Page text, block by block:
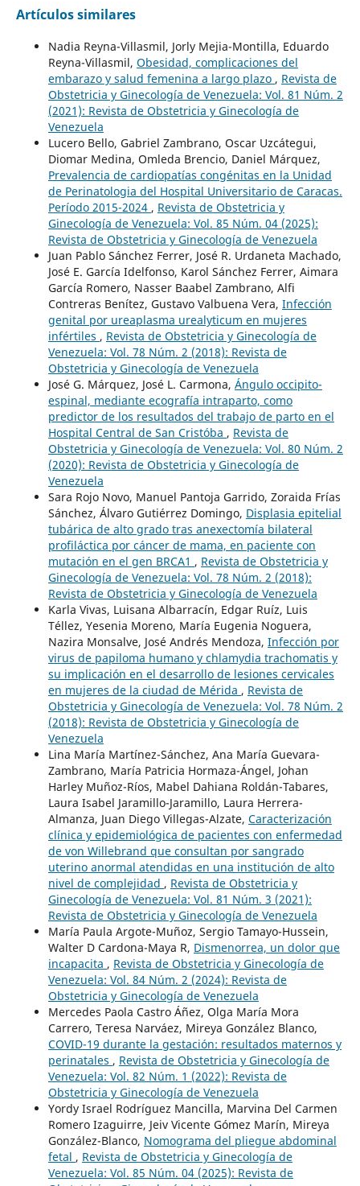
Artículos similares
Nadia Reyna-Villasmil, Jorly Mejia-Montilla, Eduardo
Reyna-Villasmil, Obesidad, complicaciones del
embarazo y salud femenina a largo plazo , Revista de
Obstetricia y Ginecología de Venezuela: Vol. 81 Núm. 2
(2021): Revista de Obstetricia y Ginecología de
Venezuela
Lucero Bello, Gabriel Zambrano, Oscar Uzcátegui,
Diomar Medina, Omleda Brencio, Daniel Márquez,
Prevalencia de cardiopatías congénitas en la Unidad
de Perinatologia del Hospital Universitario de Caracas.
Período 2015-2024 , Revista de Obstetricia y
Ginecología de Venezuela: Vol. 85 Núm. 04 (2025):
Revista de Obstetricia y Ginecología de Venezuela
Juan Pablo Sánchez Ferrer, José R. Urdaneta Machado,
José E. García Idelfonso, Karol Sánchez Ferrer, Aimara
García Romero, Nasser Baabel Zambrano, Alfi
Contreras Benítez, Gustavo Valbuena Vera, Infección
genital por ureaplasma urealyticum en mujeres
infértiles , Revista de Obstetricia y Ginecología de
Venezuela: Vol. 78 Núm. 2 (2018): Revista de
Obstetricia y Ginecología de Venezuela
José G. Márquez, José L. Carmona, Ángulo occipito-
espinal, mediante ecografía intraparto, como
predictor de los resultados del trabajo de parto en el
Hospital Central de San Cristóba , Revista de
Obstetricia y Ginecología de Venezuela: Vol. 80 Núm. 2
(2020): Revista de Obstetricia y Ginecología de
Venezuela
Sara Rojo Novo, Manuel Pantoja Garrido, Zoraida Frías
Sánchez, Álvaro Gutiérrez Domingo, Displasia epitelial
tubárica de alto grado tras anexectomía bilateral
profiláctica por cáncer de mama, en paciente con
mutación en el gen BRCA1 , Revista de Obstetricia y
Ginecología de Venezuela: Vol. 78 Núm. 2 (2018):
Revista de Obstetricia y Ginecología de Venezuela
Karla Vivas, Luisana Albarracín, Edgar Ruíz, Luis
Téllez, Yesenia Moreno, María Eugenia Noguera,
Nazira Monsalve, José Andrés Mendoza, Infección por
virus de papiloma humano y chlamydia trachomatis y
su implicación en el desarrollo de lesiones cervicales
en mujeres de la ciudad de Mérida , Revista de
Obstetricia y Ginecología de Venezuela: Vol. 78 Núm. 2
(2018): Revista de Obstetricia y Ginecología de
Venezuela
Lina María Martínez-Sánchez, Ana María Guevara-
Zambrano, María Patricia Hormaza-Ángel, Johan
Harley Muñoz-Ríos, Mabel Dahiana Roldán-Tabares,
Laura Isabel Jaramillo-Jaramillo, Laura Herrera-
Almanza, Juan Diego Villegas-Alzate, Caracterización
clínica y epidemiológica de pacientes con enfermedad
de von Willebrand que consultan por sangrado
uterino anormal atendidas en una institución de alto
nivel de complejidad , Revista de Obstetricia y
Ginecología de Venezuela: Vol. 81 Núm. 3 (2021):
Revista de Obstetricia y Ginecología de Venezuela
María Paula Argote-Muñoz, Sergio Tamayo-Hussein,
Walter D Cardona-Maya R, Dismenorrea, un dolor que
incapacita , Revista de Obstetricia y Ginecología de
Venezuela: Vol. 84 Núm. 2 (2024): Revista de
Obstetricia y Ginecología de Venezuela
Mercedes Paola Castro Áñez, Olga María Mora
Carrero, Teresa Narváez, Mireya González Blanco,
COVID-19 durante la gestación: resultados maternos y
perinatales , Revista de Obstetricia y Ginecología de
Venezuela: Vol. 82 Núm. 1 (2022): Revista de
Obstetricia y Ginecología de Venezuela
Yordy Israel Rodríguez Mancilla, Marvina Del Carmen
Romero Izaguirre, Jeiv Vicente Gómez Marín, Mireya
González-Blanco, Nomograma del pliegue abdominal
fetal , Revista de Obstetricia y Ginecología de
Venezuela: Vol. 85 Núm. 04 (2025): Revista de